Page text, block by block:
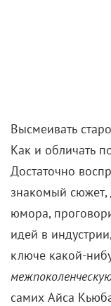
Высмеивать
Как и обличать
Достаточно
знакомый сюжет,
юмора,
идей в
ключе какой-
самих Айса